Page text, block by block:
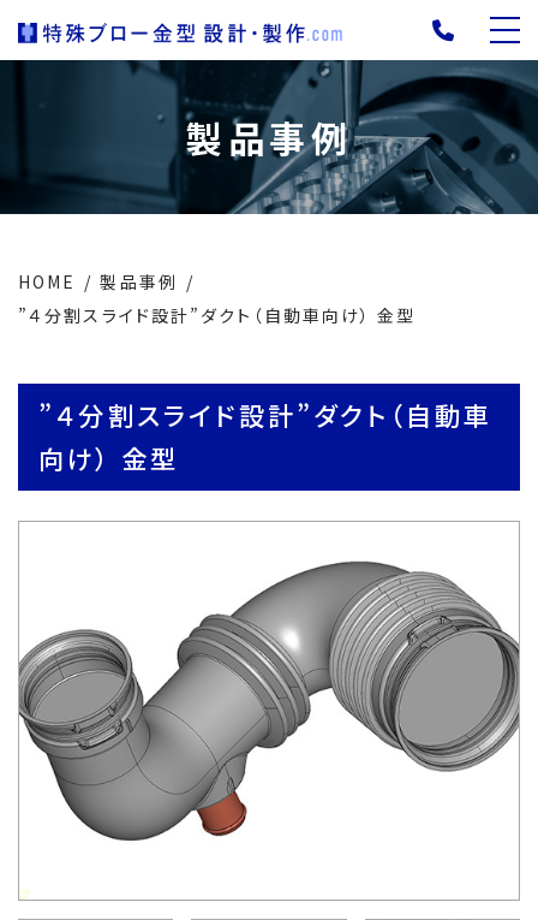
製品事例
HOME
製品事例
”４分割スライド設計”ダクト（自動車向け） 金型
”４分割スライド設計”ダクト（自動車
向け） 金型